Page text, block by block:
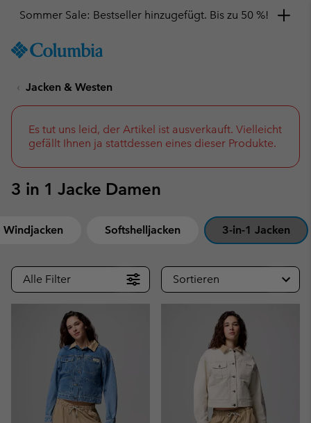
TO
SKIP
NAV
SKIP
TO
SEARCH
Sommer Sale: Bestseller hinzugefügt. Bis zu 50 %!
Jacken & Westen
Es tut uns leid, der Artikel ist ausverkauft. Vielleicht
gefällt Ihnen ja stattdessen eines dieser Produkte.
3 in 1 Jacke Damen
Windjacken Softshelljacken 3-in-1 Jacken
Alle Filter Sortieren